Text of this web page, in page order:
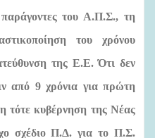
του Α.Π.Σ., τη
του χρόνου
της Ε.Ε. Ότι δεν
από 9 χρόνια για πρώτη
τότε κυβέρνηση της Νέας
σχέδιο Π.Δ. για το Π.Σ.